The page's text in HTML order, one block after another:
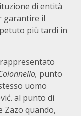
di entità
garantire il
più tardi in
punto
uomo
al punto di
Zazo quando,